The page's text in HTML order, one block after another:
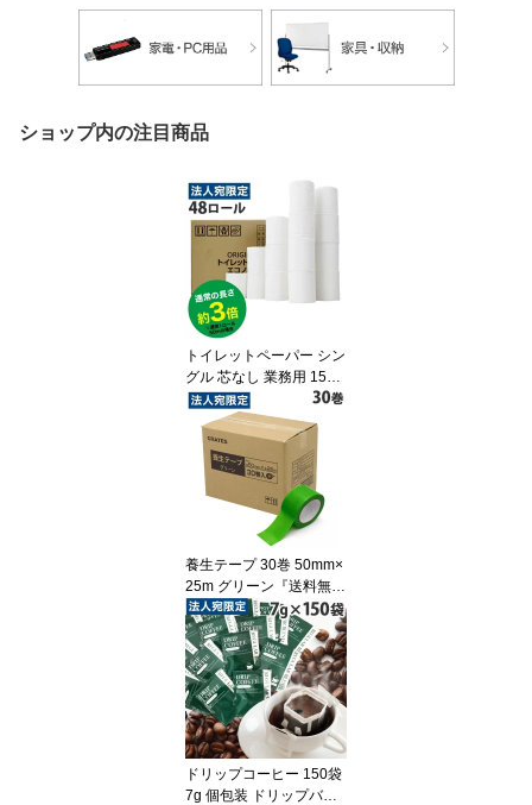
ショップ内の注目商品
トイレットペーパー シン
グル 芯なし 業務用 150m
48ロール(6ロール×8パッ
ク)ロング オリジナル エ
コノミー《商品到着後、
レビュー書いて次回使え
るクーポンプレゼント》
『送料無料（一部地域除
養生テープ 30巻 50mm×
25m グリーン『送料無料
（一部地域除く）』
ドリップコーヒー 150袋
7g 個包装 ドリップバッ